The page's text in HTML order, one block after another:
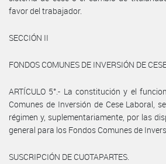
favor del trabajador.
SECCIÓN II
FONDOS COMUNES DE INVERSIÓN DE
ARTÍCULO 5°.- La constitución y el
Comunes de Inversión de Cese Laboral,
régimen y, suplementariamente, por las
general para los Fondos Comunes de
SUSCRIPCIÓN DE CUOTAPARTES.